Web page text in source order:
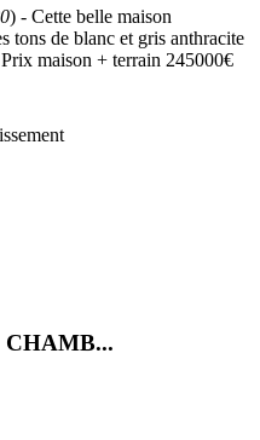
) - Cette belle maison
tons de blanc et gris anthracite
maison + terrain 245000€
CHAMB...